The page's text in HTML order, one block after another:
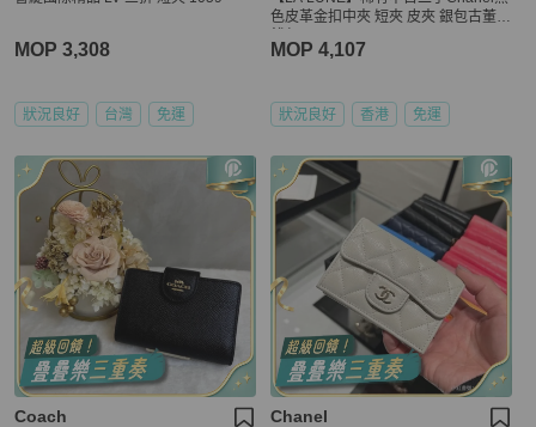
MOP 3,308
狀況良好 台灣 免運
色皮革金扣中夾 短夾 皮夾 銀包古董包
MOP 4,107
狀況良好 香港 免運
Coach Chanel